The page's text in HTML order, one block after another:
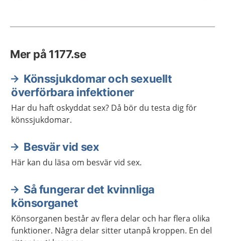
Mer på 1177.se
Könssjukdomar och sexuellt
överförbara infektioner
Har du haft oskyddat sex? Då bör du testa dig för
könssjukdomar.
Besvär vid sex
Här kan du läsa om besvär vid sex.
Så fungerar det kvinnliga
könsorganet
Könsorganen består av flera delar och har flera olika
funktioner. Några delar sitter utanpå kroppen. En del